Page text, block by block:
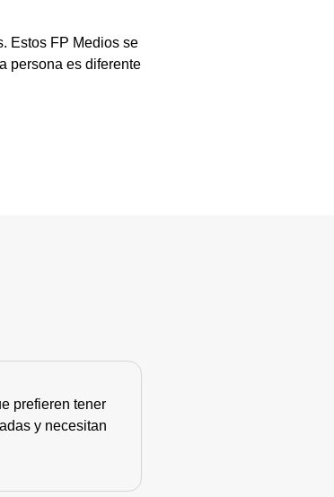
Estos FP Medios se
persona es diferente
prefieren tener
y necesitan